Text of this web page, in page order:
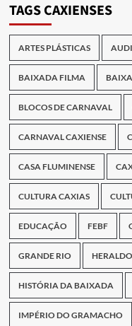
TAGS CAXIENSES
ARTES PLÁSTICAS
BAIXADA FILMA
BLOCOS DE CARNAVAL
CARNAVAL CAXIENSE
CASA FLUMINENSE
CULTURA CAXIAS
EDUCAÇÃO FEBF
GRANDE RIO
HISTÓRIA DA BAIXADA
IMPÉRIO DO GRAMACHO